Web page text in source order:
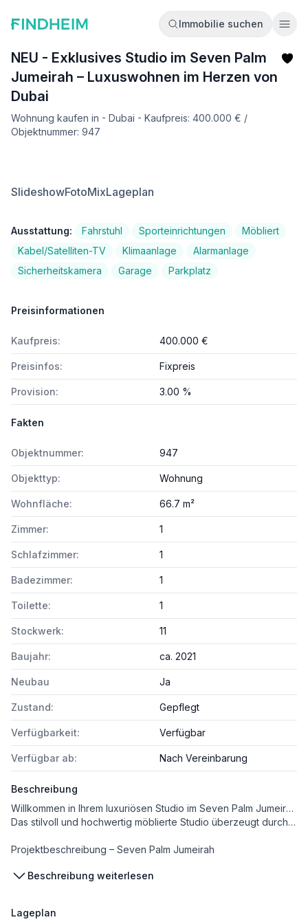
Immobilie suchen
NEU - Exklusives Studio im Seven Palm
Jumeirah – Luxuswohnen im Herzen von
Dubai
Wohnung kaufen in - Dubai - Kaufpreis: 400.000 € /
Objektnummer: 947
SlideshowFotoMixLageplan
Ausstattung: Fahrstuhl Sporteinrichtungen
Möbliert
Kabel/Satelliten-TV
Klimaanlage
Alarmanlage
Sicherheitskamera
Garage Parkplatz
Preisinformationen
Kaufpreis: 400.000 €
Preisinfos: Fixpreis
Provision: 3.00 %
Fakten
Objektnummer: 947
Objekttyp: Wohnung
Wohnfläche: 66.7 m²
Zimmer: 1
Schlafzimmer: 1
Badezimmer: 1
Toilette: 1
Stockwerk: 11
Baujahr: ca. 2021
Neubau Ja
Zustand: Gepflegt
Verfügbarkeit: Verfügbar
Verfügbar ab: Nach Vereinbarung
Beschreibung
Willkommen in Ihrem luxuriösen Studio im Seven Palm Jumeirah – mit spektakulärem Blick auf das Royal Atlantis und die Nakheel Mall. Diese erstklassige Lage bringt Sie mitten ins pulsierende Zentrum von Dubais prestigeträchtigster Adresse: Palm Jumeirah.
Das stilvoll und hochwertig möblierte Studio überzeugt durch modernes Design, elegante Ausstattung und höchsten Wohnkomfort. Den Bewohnern steht direkter Strandzugang zu den traumhaften Stränden der Palm Jumeirah zur Verfügung – inklusive Liegebereichen mit Handtüchern sowie optional mietbaren Cabanas und Sonnenliegen. Zur Ausstattung gehören zudem eine praktische Kitchenette, ein Flachbild-TV sowie kostenloses WLAN.
Projektbeschreibung – Seven Palm Jumeirah
Das exklusive Projekt „Seven Palm Jumeirah“ bietet beeindruckende Ausblicke auf das Meer, die Promenade sowie die Skyline der Dubai Marina, mit Sicht auf das ikonische Burj Al Arab und das berühmte Dubai Eye, das höchste Riesenrad der Welt.
Das Südgebäude beherbergt ein Luxushotel sowie Serviced Apartments.
Beschreibung weiterlesen
Lageplan